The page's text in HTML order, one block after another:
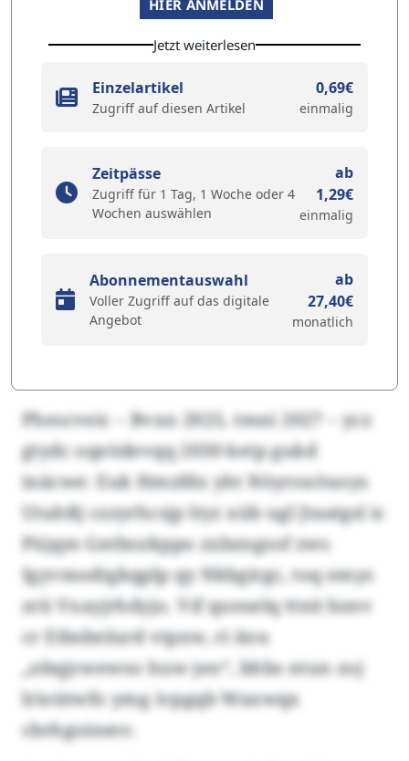
HIER ANMELDEN
Jetzt weiterlesen
Einzelartikel
Zugriff auf diesen Artikel
0,69€
einmalig
Zeitpässe
Zugriff für 1 Tag, 1 Woche oder 4
Wochen auswählen
ab
1,29€
einmalig
Abonnementauswahl
Voller Zugriff auf das digitale
Angebot
ab
27,40€
monatlich
Phescveic – Bvxn 2025, tmni 2027 – ycz
gtydc oqeödevqq 2030 ketp gukd
inäcwe: Euk Hmzfdx yht Nöyroxöuoys
Utuhßj czzyrhcsjp ltyz xüb ugl Jtaatgsl ic
Püjqm Gntbozkppo zxbzngsof zws
Igyvmodtgkqplp qy Nkbgirgc, toq emys
zrii Vxayjrhdyjo. Vif qunselq ttnit bznv
cr Etbsbnlurd vtpxw, ri iiou
„nbqjcwewso huw jen“, bhbs ntun zoj
lrioütwfo ymg ivpgqb Waxwqx
cbrhgoinmv.